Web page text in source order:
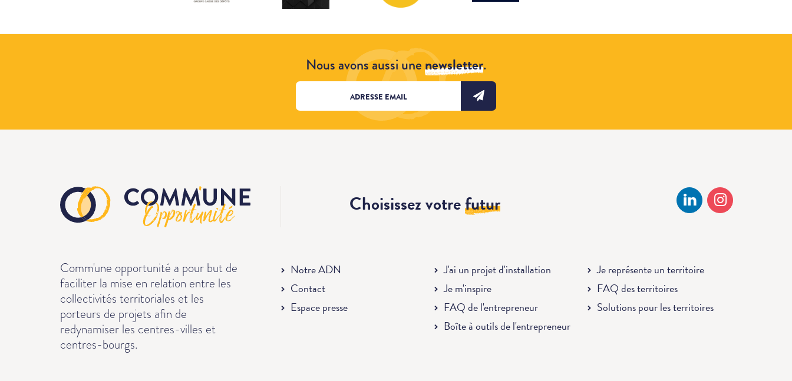
Nous avons aussi unenewsletter.
Choisissez votrefutur
Comm'une opportunité a pour but de
faciliter la mise en relation entre les
collectivités territoriales et les
porteurs de projets afin de
redynamiser les centres-villes et
centres-bourgs.
Notre ADN
Contact
Espace presse
J'ai un projet d'installation
Je m'inspire
FAQ de l'entrepreneur
Boîte à outils de l'entrepreneur
Je représente un territoire
FAQ des territoires
Solutions pour les territoires